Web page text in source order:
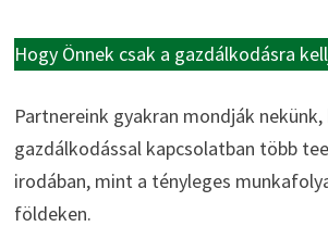
Hogy Önnek csak a gazdálkodásra
Partnereink gyakran mondják
gazdálkodással kapcsolatban több
irodában, mint a tényleges
földeken.